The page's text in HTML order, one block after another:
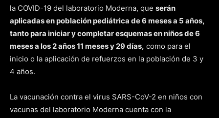
la COVID-19 del laboratorio Moderna, que serán
aplicadas en población pediátrica de 6 meses a 5 años,
tanto para iniciar y completar esquemas en niños de 6
meses a los 2 años 11 meses y 29 días, como para el
inicio o la aplicación de refuerzos en la población de 3 y
4 años.
La vacunación contra el virus SARS-CoV-2 en niños con
vacunas del laboratorio Moderna cuenta con la